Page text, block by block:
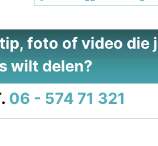
foto of video die
wilt delen?
06 - 574 71 321